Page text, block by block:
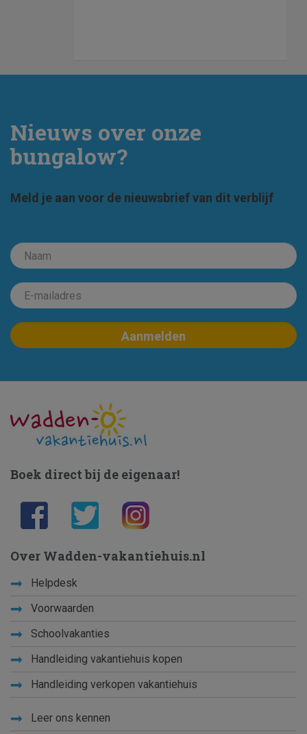
Nieuws over onze
bungalow?
Meld je aan voor de nieuwsbrief van dit verblijf
Boek direct bij de eigenaar!
Over Wadden-vakantiehuis.nl
Helpdesk
Voorwaarden
Schoolvakanties
Handleiding vakantiehuis kopen
Handleiding verkopen vakantiehuis
Leer ons kennen